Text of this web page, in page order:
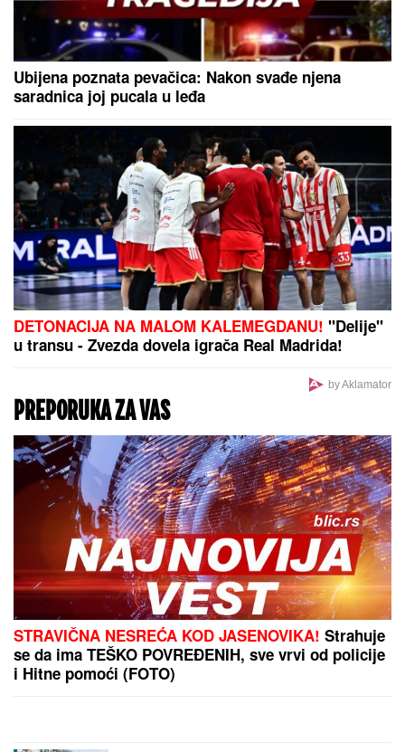
NOVAK ĐOKOVIĆ REAGOVAO ZBOG SLIKE BIVŠEG
MUŽA DRAGANE MIRKOVIĆ
pohvalio! Potez slavnog tenisera iznenadio sve - o
ovome se i dalje priča
ŽENA MARKA JANKETIĆA U
KUPAĆEM!Glumac objavio slike sa
letovanja, razmenjuju nežnosti na
plaži: On bez majice, pokazao koliko
je posvećen otac